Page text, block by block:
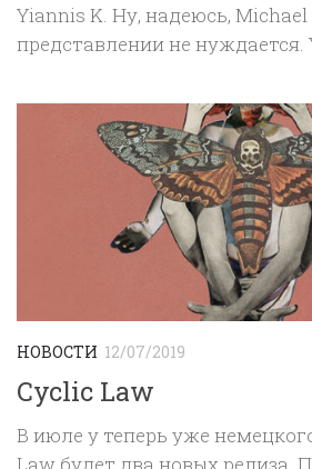
Yiannis K. Ну, надеюсь, Michael
представлении не нуждается.
НОВОСТИ 12/07/2019
Cyclic Law
В июле у теперь уже
Law будет два новых релиза.